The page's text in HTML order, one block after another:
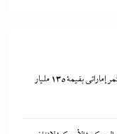
مصر تتجه لإسناد تطوير “الجفيرة” بالساحل الشمالي لمستثمر إماراتي بقيمة 135 مليار